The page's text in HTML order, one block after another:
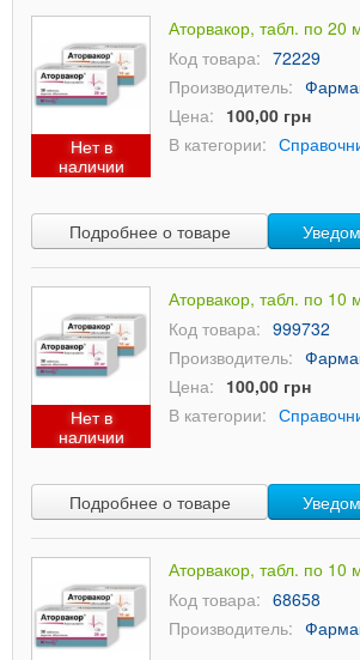
Нет в
наличии
Аторвакор, табл. по 20
Код товара: 72229
Производитель:
Цена: 100,00 грн
В категории:
Подробнее о товаре
Нет в
наличии
Аторвакор, табл. по 10
Код товара: 999732
Производитель:
Цена: 100,00 грн
В категории:
Подробнее о товаре
Аторвакор, табл. по 10
Код товара: 68658
Производитель: